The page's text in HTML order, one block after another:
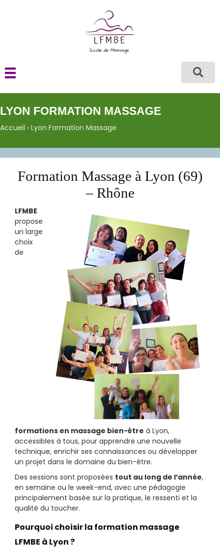
LYON FORMATION MASSAGE
Accueil › Lyon Formation Massage
Formation Massage à Lyon (69)
– Rhône
LFMBE
propose
un large
choix
de
formations en massage bien-être à Lyon,
accessibles à tous, pour apprendre une nouvelle
technique, enrichir ses connaissances ou développer
un projet dans le domaine du bien-être.
Des sessions sont proposées tout au long de l’année,
en semaine ou le week-end, avec une pédagogie
principalement basée sur la pratique, le ressenti et la
qualité du toucher.
Pourquoi choisir la formation massage
LFMBE à Lyon ?